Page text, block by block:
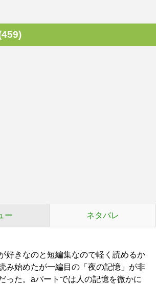
ー ネタバレ
好きなのと短編集なので軽く読めるか
み始めたが一編目の「夜の記憶」が非
った。aパートでは人の記憶を微かに